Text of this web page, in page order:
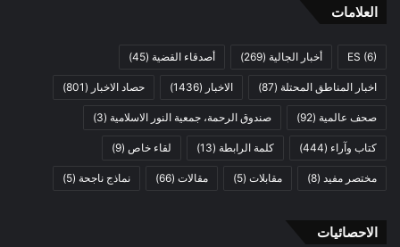
العلامات
ES (6) أخبار الجالية (269) أصدقاء القضية (45)
اخبار المناطق المحتلة (87) الاخبار (1436) حصاد الاخبار (801)
صحف عالمية (92) صندوق الرحمة، جمعية النور الاسلامية (3)
كتاب وآراء (444) كلمة الرابطة (13) لقاء خاص (9)
مختصر مفيد (8) مقابلات (5) مقالات (66) نماذج ناجحة (5)
الاحصائيات